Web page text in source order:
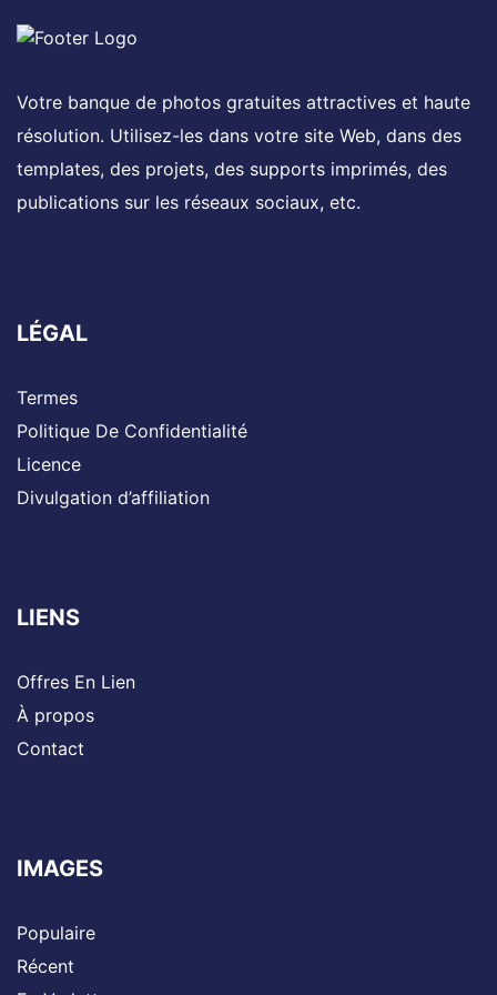
Votre banque de photos gratuites attractives et haute
résolution. Utilisez-les dans votre site Web, dans des
templates, des projets, des supports imprimés, des
publications sur les réseaux sociaux, etc.
LÉGAL
Termes
Politique De Confidentialité
Licence
Divulgation d’affiliation
LIENS
Offres En Lien
À propos
Contact
IMAGES
Populaire
Récent